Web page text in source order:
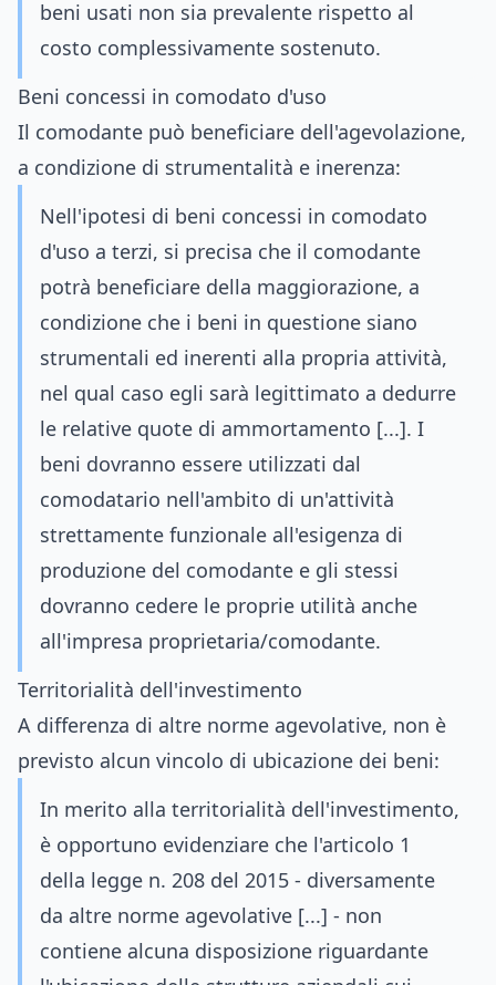
beni usati non sia prevalente rispetto al
costo complessivamente sostenuto.
Beni concessi in comodato d'uso
Il comodante può beneficiare dell'agevolazione,
a condizione di strumentalità e inerenza:
Nell'ipotesi di beni concessi in comodato
d'uso a terzi, si precisa che il comodante
potrà beneficiare della maggiorazione, a
condizione che i beni in questione siano
strumentali ed inerenti alla propria attività,
nel qual caso egli sarà legittimato a dedurre
le relative quote di ammortamento [...]. I
beni dovranno essere utilizzati dal
comodatario nell'ambito di un'attività
strettamente funzionale all'esigenza di
produzione del comodante e gli stessi
dovranno cedere le proprie utilità anche
all'impresa proprietaria/comodante.
Territorialità dell'investimento
A differenza di altre norme agevolative, non è
previsto alcun vincolo di ubicazione dei beni:
In merito alla territorialità dell'investimento,
è opportuno evidenziare che l'articolo 1
della legge n. 208 del 2015 - diversamente
da altre norme agevolative [...] - non
contiene alcuna disposizione riguardante